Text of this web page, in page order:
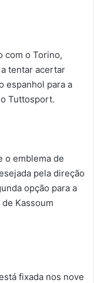
com o Torino,
tentar acertar
espanhol para a
Tuttosport.
o emblema de
pela direção
opção para a
Kassoum
fixada nos nove